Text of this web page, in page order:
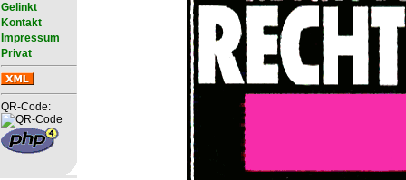
Gelinkt
Kontakt
Impressum
Privat
QR-Code: